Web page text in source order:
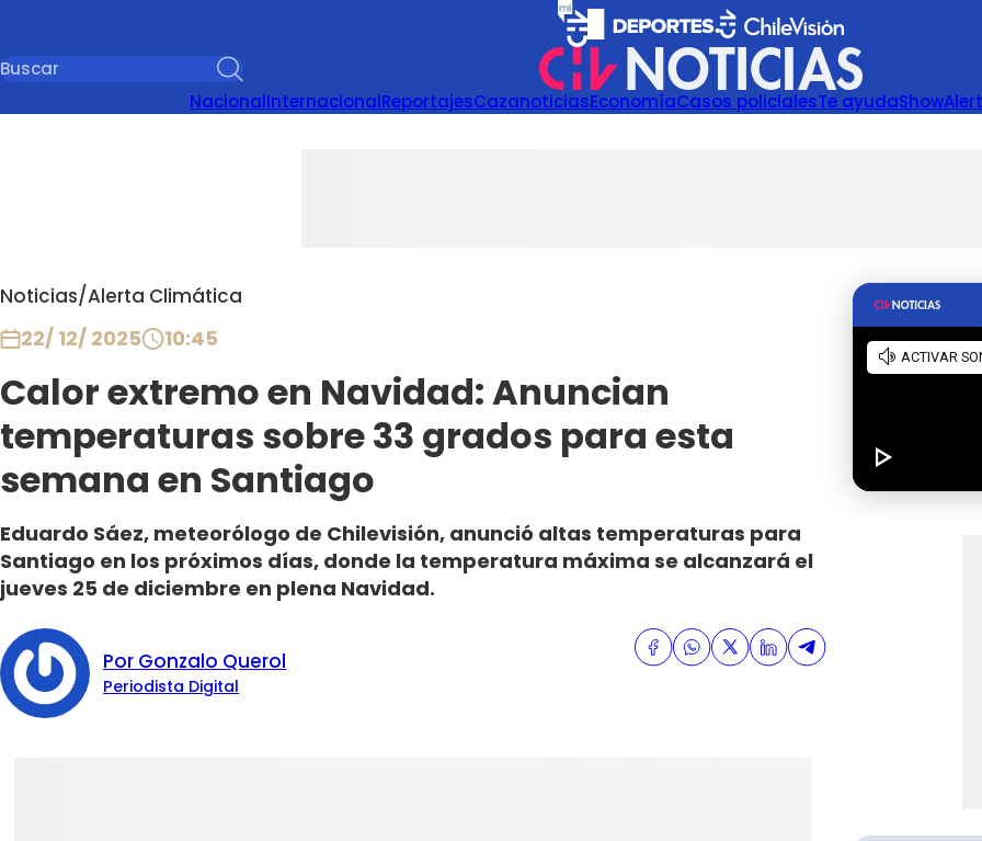
NacionalInternacionalReportajesCazanoticiasEconomíaCasos policialesTe ayudaShow
Noticias/Alerta Climática
22/ 12/ 2025 10:45
Calor extremo en Navidad: Anuncian
temperaturas sobre 33 grados para esta
semana en Santiago
Eduardo Sáez, meteorólogo de Chilevisión, anunció altas temperaturas para
Santiago en los próximos días, donde la temperatura máxima se alcanzará el
jueves 25 de diciembre en plena Navidad.
Por Gonzalo Querol
Periodista Digital